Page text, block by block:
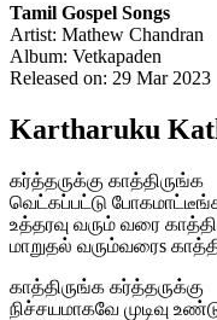
Tamil Gospel Songs
Artist: Mathew Chandran
Album: Vetkapaden
Released on: 29 Mar 2023
Kartharuku
கர்த்தருக்கு காத்திருங்க
வெட்கப்பட்டு
உத்தரவு வரும் வரை
மாறுதல் வரும்வரைs
காத்திருங்க கர்த்தருக்கு
நிச்சயமாகவே முடிவு